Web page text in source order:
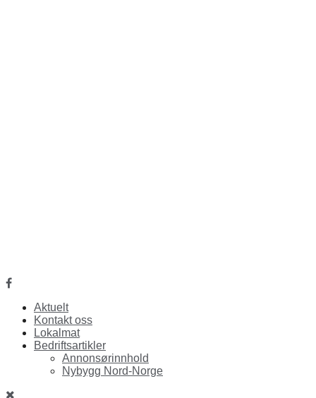
Facebook
Aktuelt
Kontakt oss
Lokalmat
Bedriftsartikler
Annonsørinnhold
Nybygg Nord-Norge